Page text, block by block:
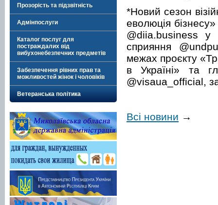
Прозорість та підзвітність
Адмінпослуги
Каталог послуг для
постраждалих від
вибухонебезпечних предметів
Забезпечення рівних прав та
можливостей жінок і чоловіків
Ветеранська політика
*Новий сезон
еволюція
@diia.business у
сприяння
межах проєкту
в Україні» та
@visaua_official,
Всі новини →